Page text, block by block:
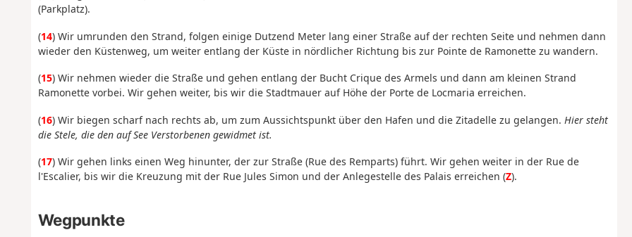
(Parkplatz).
(14) Wir umrunden den Strand, folgen einige Dutzend Meter lang einer Straße auf der rechten Seite und nehmen dann
wieder den Küstenweg, um weiter entlang der Küste in nördlicher Richtung bis zur Pointe de Ramonette zu wandern.
(15) Wir nehmen wieder die Straße und gehen entlang der Bucht Crique des Armels und dann am kleinen Strand
Ramonette vorbei. Wir gehen weiter, bis wir die Stadtmauer auf Höhe der Porte de Locmaria erreichen.
(16) Wir biegen scharf nach rechts ab, um zum Aussichtspunkt über den Hafen und die Zitadelle zu gelangen. Hier steht
die Stele, die den auf See Verstorbenen gewidmet ist.
(17) Wir gehen links einen Weg hinunter, der zur Straße (Rue des Remparts) führt. Wir gehen weiter in der Rue de
l'Escalier, bis wir die Kreuzung mit der Rue Jules Simon und der Anlegestelle des Palais erreichen (Z).
Wegpunkte